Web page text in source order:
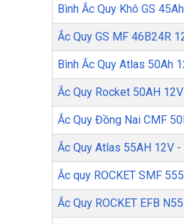
Bình Ắc Quy Khô GS
Ắc Quy GS MF 46B24R
Bình Ắc Quy Atlas 50Ah
Ắc Quy Rocket 50AH
Ắc Quy Đồng Nai CMF
Ắc Quy Atlas 55AH 12V
Ắc quy ROCKET SMF
Ắc Quy ROCKET EFB